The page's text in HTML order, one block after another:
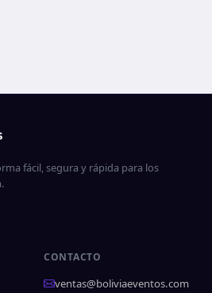
fácil, segura y rápida para los
CONTACTO
ventas@boliviaeventos.com